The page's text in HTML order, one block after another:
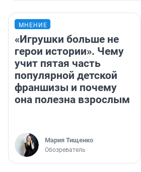
МНЕНИЕ
«Игрушки больше не
герои истории». Чему
учит пятая часть
популярной детской
франшизы и почему
она полезна взрослым
Мария Тищенко
Обозреватель